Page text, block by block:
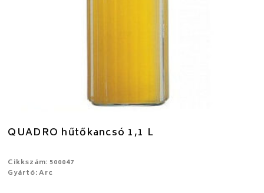
QUADRO hűtőkancsó 1,1 L
Cikkszám: 500047
Gyártó: Arc